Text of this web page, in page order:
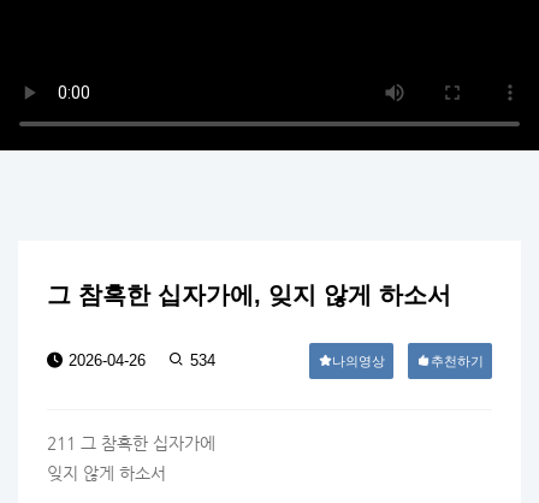
그 참혹한 십자가에, 잊지 않게 하소서
2026-04-26 534 나의영상 추천하기
211 그 참혹한 십자가에
잊지 않게 하소서